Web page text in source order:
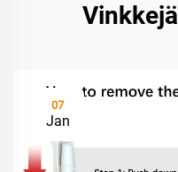
07
Jan